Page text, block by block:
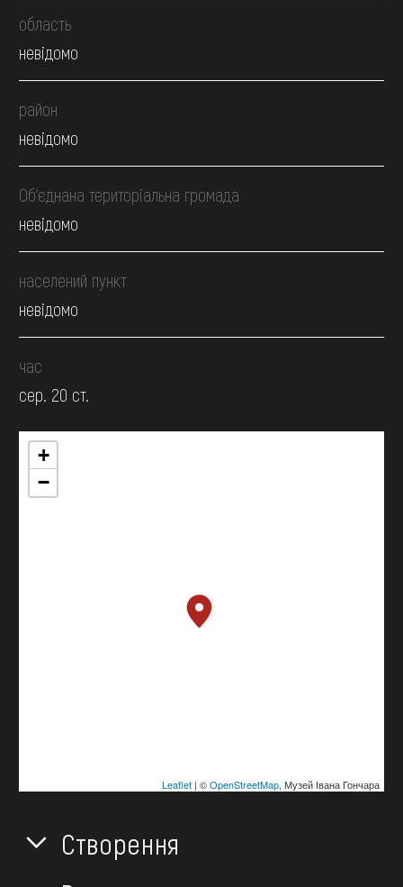
область
невідомо
район
невідомо
Об’єднана територіальна громада
невідомо
населений пункт
невідомо
час
сер. 20 ст.
+
−
Leaflet| ©OpenStreetMap, Музей Івана Гончара
Створення